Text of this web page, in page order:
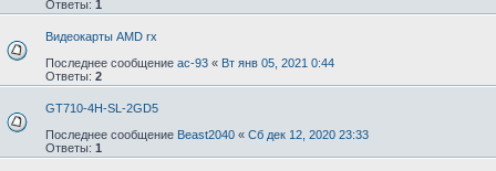
Ответы: 1
Видеокарты AMD rx
Последнее сообщение ac-93 « Вт янв 05, 2021 0:44
Ответы: 2
GT710-4H-SL-2GD5
Последнее сообщение Beast2040 « Сб дек 12, 2020 23:33
Ответы: 1